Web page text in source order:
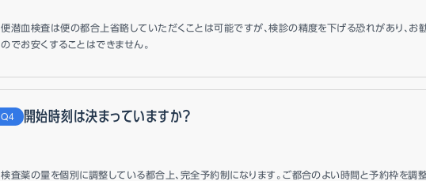
便潜血検査は便の都合上省略していただくことは可能ですが、検診の精度を下げる恐れがあり、お
のでお安くすることはできません。
Q 開始時刻は決まっていますか？
検査薬の量を個別に調整している都合上、完全予約制になります。ご都合のよい時間と予約枠を調